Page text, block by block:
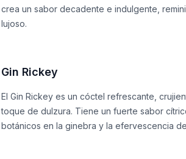
crea un sabor decadente e indulgente,
lujoso.
Gin Rickey
El Gin Rickey es un cóctel refrescante,
toque de dulzura. Tiene un fuerte sabor
botánicos en la ginebra y la efervescencia